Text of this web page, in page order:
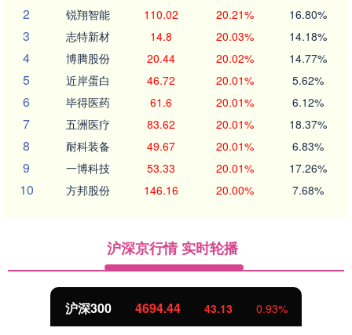
2 锐翔智能 110.02 20.21% 16.80%
3 志特新材 14.8 20.03% 14.18%
4 博腾股份 20.44 20.02% 14.77%
5 近岸蛋白 46.72 20.01% 5.62%
6 毕得医药 61.6 20.01% 6.12%
7 五洲医疗 83.62 20.01% 18.37%
8 耐科装备 49.67 20.01% 6.83%
9 一博科技 53.33 20.01% 17.26%
10 方邦股份 146.16 20.00% 7.68%
沪深京行情 实时轮播
北证50 1134.24 11.37 1.01%